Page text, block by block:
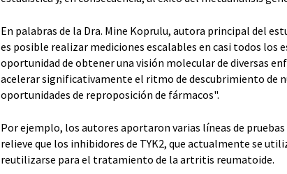
En palabras de la Dra. Mine Koprulu, autora principal del
es posible realizar mediciones escalables en casi todos los
oportunidad de obtener una visión molecular de diversas
acelerar significativamente el ritmo de descubrimiento de
oportunidades de reproposición de fármacos".
Por ejemplo, los autores aportaron varias líneas de
relieve que los inhibidores de TYK2, que actualmente se
reutilizarse para el tratamiento de la artritis reumatoide.